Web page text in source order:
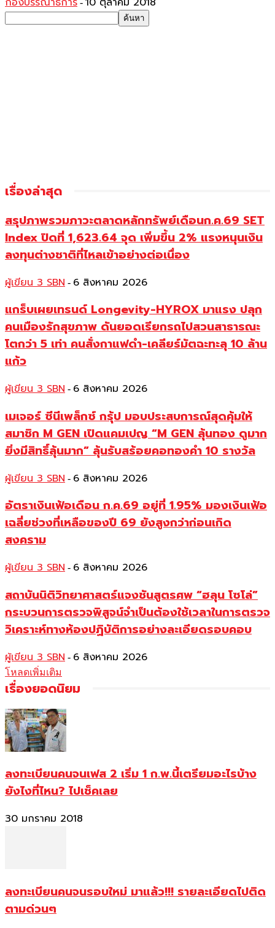
-
เรื่องล่าสุด
สรุปภาพรวมภาวะตลาดหลักทรัพย์เดือนก.ค.69 SET
Index ปิดที่ 1,623.64 จุด เพิ่มขึ้น 2% แรงหนุนเงิน
ลงทุนต่างชาติที่ไหลเข้าอย่างต่อเนื่อง
ผู้เขียน 3 SBN - 6 สิงหาคม 2026
แกร็บเผยเทรนด์ Longevity-HYROX มาแรง ปลุก
คนเมืองรักสุขภาพ ดันยอดเรียกรถไปสวนสาธารณะ
โตกว่า 5 เท่า คนสั่งกาแฟดำ-เคลียร์มัตฉะทะลุ 10 ล้าน
แก้ว
ผู้เขียน 3 SBN - 6 สิงหาคม 2026
เมเจอร์ ซีนีเพล็กซ์ กรุ้ป มอบประสบการณ์สุดคุ้มให้
สมาชิก M GEN เปิดแคมเปญ “M GEN ลุ้นทอง ดูมาก
ยิ่งมีสิทธิ์ลุ้นมาก” ลุ้นรับสร้อยคอทองคำ 10 รางวัล
ผู้เขียน 3 SBN - 6 สิงหาคม 2026
อัตราเงินเฟ้อเดือน ก.ค.69 อยู่ที่ 1.95% มองเงินเฟ้อ
เฉลี่ยช่วงที่เหลือของปี 69 ยังสูงกว่าก่อนเกิด
สงคราม
ผู้เขียน 3 SBN - 6 สิงหาคม 2026
สถาบันนิติวิทยาศาสตร์แจงชันสูตรศพ “ฮลุน โซโล่”
กระบวนการตรวจพิสูจน์จำเป็นต้องใช้เวลาในการตรวจ
วิเคราะห์ทางห้องปฏิบัติการอย่างละเอียดรอบคอบ
ผู้เขียน 3 SBN - 6 สิงหาคม 2026
โหลดเพิ่มเติม
เรื่องยอดนิยม
ลงทะเบียนคนจนเฟส 2 เริ่ม 1 ก.พ.นี้เตรียมอะไรบ้าง
ยังไงที่ไหน? ไปเช็คเลย
30 มกราคม 2018
ลงทะเบียนคนจนรอบใหม่ มาแล้ว!!! รายละเอียดไปติด
ตามด่วนๆ